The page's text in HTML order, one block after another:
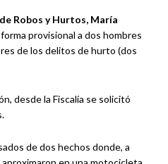
Robos y Hurtos, María
provisional a dos hombres
de los delitos de hurto (dos
desde la Fiscalía se solicitó
de dos hechos donde, a